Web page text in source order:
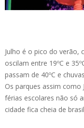
Julho é o pico do verão,
oscilam entre 19ºC e
passam de 40ºC e
Os parques assim
férias escolares não só
cidade fica cheia de